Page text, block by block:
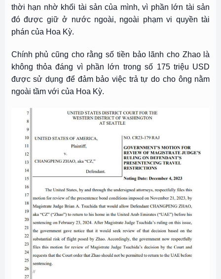
thời hạn nhờ khối tài sản của mình, vì phần lớn tài sản
đó được giữ ở nước ngoài, ngoài phạm vi quyền tài
phán của Hoa Kỳ.
Chính phủ cũng cho rằng số tiền bảo lãnh cho Zhao là
không thỏa đáng vì phần lớn trong số 175 triệu USD
được sử dụng để đảm bảo việc trả tự do cho ông nằm
ngoài tầm với của Hoa Kỳ.